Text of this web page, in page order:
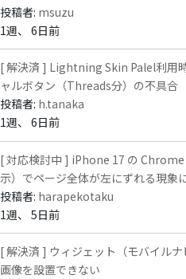
投稿者: msuzu
1週、 6日前
[ 解決済 ] Lightning Skin Palel利用
ャルボタン（Threads分）の不具合
投稿者: h.tanaka
1週、 6日前
[ 対応検討中 ] iPhone 17 の
示）でページ全体が左にずれる現象
投稿者: harapekotaku
1週、 5日前
[ 解決済 ] ウィジェット（モバイル
画像を設置できない